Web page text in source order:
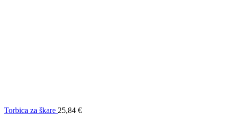
Torbica za škare 25,84 €